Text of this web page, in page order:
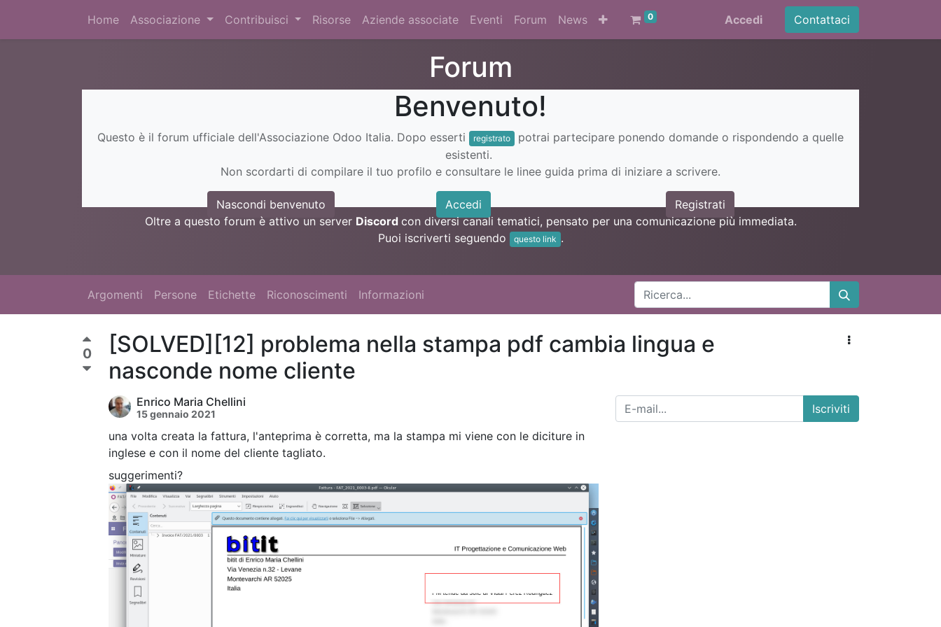
Home Associazione Contribuisci Risorse Aziende associate Eventi Forum News 0 Accedi Contattaci
Forum
Benvenuto!
Questo è il forum ufficiale dell'Associazione Odoo Italia. Dopo esserti registrato
potrai partecipare ponendo domande o rispondendo a quelle
esistenti.
Non scordarti di compilare il tuo profilo e consultare le linee guida prima di iniziare a scrivere.
Nascondi benvenuto Accedi
Registrati
Oltre a questo forum è attivo un server Discord con diversi canali tematici, pensato per una comunicazione più immediata.
Puoi iscriverti seguendo
questo link .
Argomenti Persone Etichette Riconoscimenti Informazioni
0
[SOLVED][12] problema nella stampa pdf cambia lingua e
nasconde nome cliente
Enrico Maria Chellini
15 gennaio 2021
Iscriviti
una volta creata la fattura, l'anteprima è corretta, ma la stampa mi viene con le diciture in
inglese e con il nome del cliente tagliato.
suggerimenti?